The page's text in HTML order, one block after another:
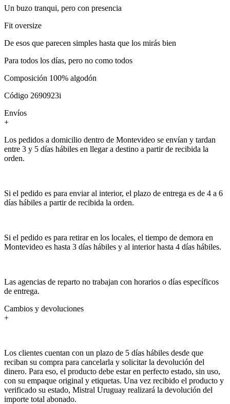
Un buzo tranqui, pero con presencia
Fit oversize
De esos que parecen simples hasta que los mirás bien
Para todos los días, pero no como todos
Composición 100% algodón
Código 2690923i
Envíos
+
Los pedidos a domicilio dentro de Montevideo se envían y tardan
entre 3 y 5 días hábiles en llegar a destino a partir de recibida la
orden.
Si el pedido es para enviar al interior, el plazo de entrega es de 4 a 6
días hábiles a partir de recibida la orden.
Si el pedido es para retirar en los locales, el tiempo de demora en
Montevideo es hasta 3 días hábiles y al interior hasta 4 días hábiles.
Las agencias de reparto no trabajan con horarios o días específicos
de entrega.
Cambios y devoluciones
+
Los clientes cuentan con un plazo de 5 días hábiles desde que
reciban su compra para cancelarla y solicitar la devolución del
dinero. Para eso, el producto debe estar en perfecto estado, sin uso,
con su empaque original y etiquetas. Una vez recibido el producto y
verificado su estado, Mistral Uruguay realizará la devolución del
importe total abonado.